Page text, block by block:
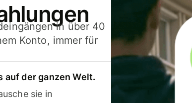
in über 40
Konto, immer für
auf der ganzen Welt.
sie in